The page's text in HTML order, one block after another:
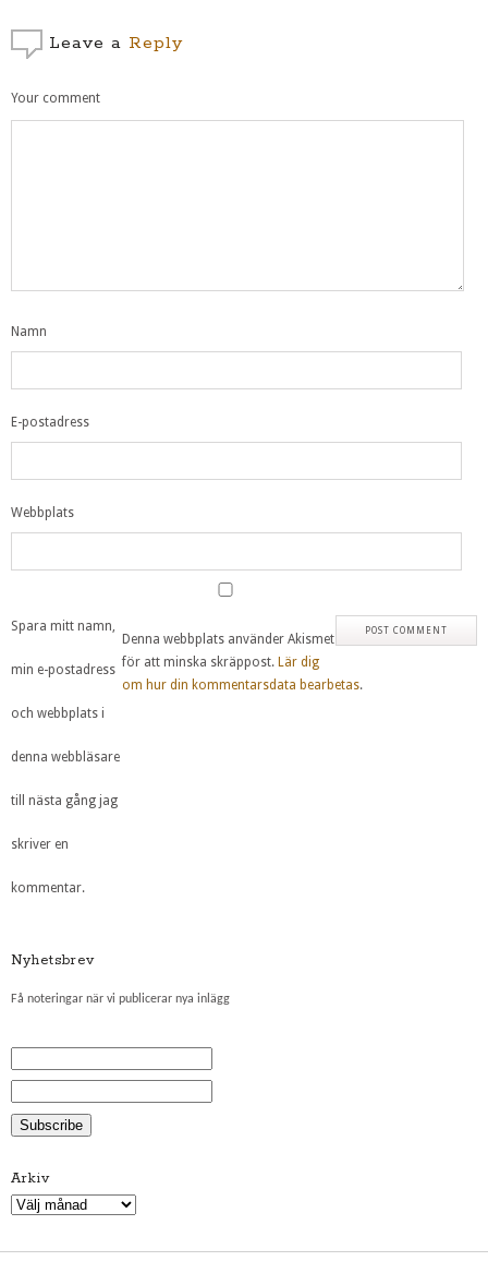
Leave a Reply
Your comment
Namn
E-postadress
Webbplats
Spara mitt namn,
min e-postadress
och webbplats i
denna webbläsare
till nästa gång jag
skriver en
kommentar.
Denna webbplats använder Akismet
för att minska skräppost. Lär dig
om hur din kommentarsdata bearbetas.
Nyhetsbrev
Få noteringar när vi publicerar nya inlägg
Arkiv
Arkiv